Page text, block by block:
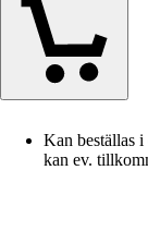
Kan beställas
kan ev.